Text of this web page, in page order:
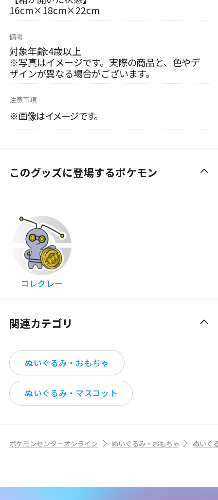
16cm×18cm×22cm
備考
対象年齢:4歳以上
※写真はイメージです。実際の商品と、色やデ
ザインが異なる場合がございます。
注意事項
※画像はイメージです。
このグッズに登場するポケモン
コレクレー
関連カテゴリ
ぬいぐるみ・おもちゃ
ぬいぐるみ・マスコット
ポケモンセンターオンライン ぬいぐるみ・おもちゃ ぬいぐ